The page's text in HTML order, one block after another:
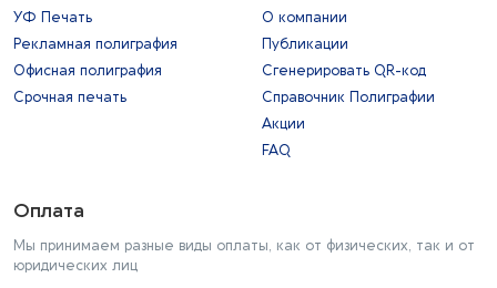
УФ Печать
Рекламная полиграфия
Офисная полиграфия
Срочная печать
О компании
Публикации
Сгенерировать QR-код
Справочник Полиграфии
Акции
FAQ
Оплата
Мы принимаем разные виды оплаты, как от физических, так и от
юридических лиц